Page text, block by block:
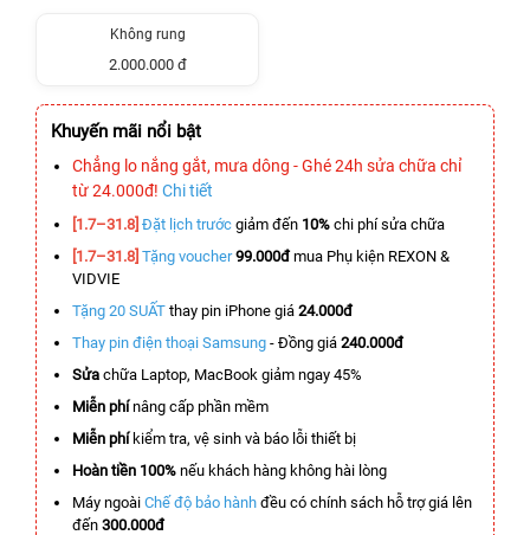
Không rung
2.000.000 đ
Khuyến mãi nổi bật
Chẳng lo nắng gắt, mưa dông - Ghé 24h sửa chữa chỉ
từ 24.000đ! Chi tiết
[1.7–31.8] Đặt lịch trước giảm đến 10% chi phí sửa chữa
[1.7–31.8] Tặng voucher 99.000đmua Phụ kiện REXON &
VIDVIE
Tặng 20 SUẤT thay pin iPhone giá 24.000đ
Thay pin điện thoại Samsung - Đồng giá 240.000đ
Sửa chữa Laptop, MacBook giảm ngay 45%
Miễn phínâng cấp phần mềm
Miễn phíkiểm tra, vệ sinh và báo lỗi thiết bị
Hoàn tiền 100% nếu khách hàng không hài lòng
Máy ngoài Chế độ bảo hành đều có chính sách hỗ trợ giá lên
đến 300.000đ